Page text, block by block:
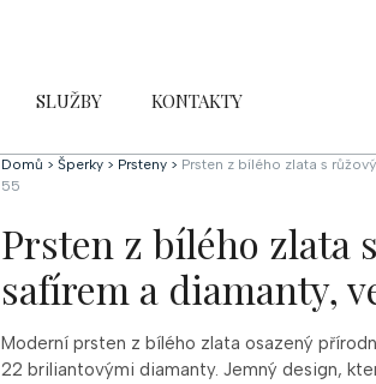
SLUŽBY KONTAKTY
Domů > Šperky > Prsteny > Prsten z bílého zlata s
55
Prsten z bílého zlata
safírem a diamanty,
Moderní prsten z bílého zlata osazený
22 briliantovými diamanty. Jemný design,